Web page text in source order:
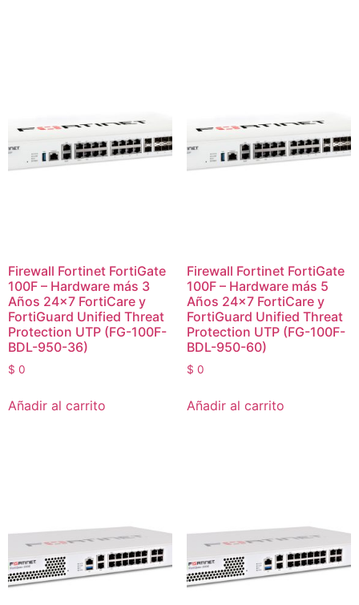
Firewall Fortinet FortiGate
100F – Hardware más 3
Años 24×7 FortiCare y
FortiGuard Unified Threat
Protection UTP (FG-100F-
BDL-950-36)
$ 0
Añadir al carrito
Firewall Fortinet FortiGate
100F – Hardware más 5
Años 24×7 FortiCare y
FortiGuard Unified Threat
Protection UTP (FG-100F-
BDL-950-60)
$ 0
Añadir al carrito